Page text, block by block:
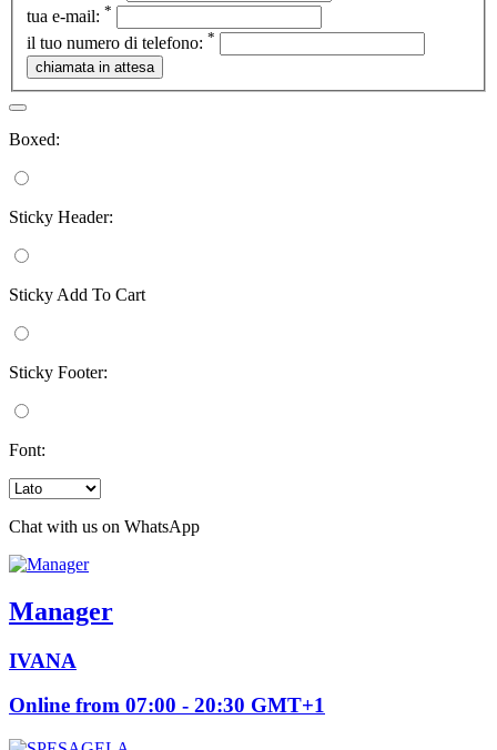
tua e-mail: *
il tuo numero di telefono: *
Boxed:
Sticky Header:
Sticky Add To Cart
Sticky Footer:
Font:
Chat with us on WhatsApp
Manager
IVANA
Online from 07:00 - 20:30 GMT+1